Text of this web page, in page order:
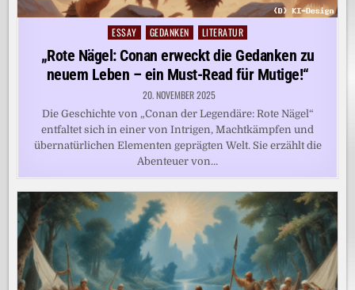
Posted
in
ESSAY GEDANKEN LITERATUR
„Rote Nägel: Conan erweckt die Gedanken zu
neuem Leben – ein Must-Read für Mutige!“
20. NOVEMBER 2025
Die Geschichte von „Conan der Legendäre: Rote Nägel“
entfaltet sich in einer von Intrigen, Machtkämpfen und
übernatürlichen Elementen geprägten Welt. Sie erzählt die
Abenteuer von…